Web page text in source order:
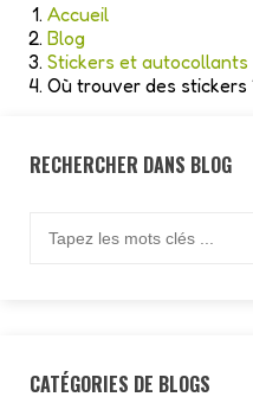
Accueil
Blog
Stickers et autocollants
Où trouver des stickers
RECHERCHER DANS BLOG
CATÉGORIES DE BLOGS